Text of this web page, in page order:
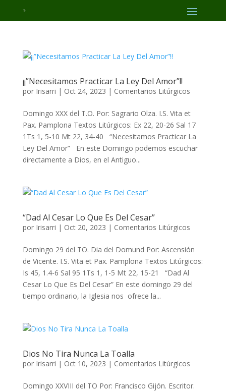
¡¡”Necesitamos Practicar La Ley Del Amor”!!
por Irisarri | Oct 24, 2023 | Comentarios Litúrgicos
Domingo XXX del T.O. Por: Sagrario Olza. I.S. Vita et
Pax. Pamplona Textos Litúrgicos: Ex 22, 20-26 Sal 17
1Ts 1, 5-10 Mt 22, 34-40 “Necesitamos Practicar La
Ley Del Amor” En este Domingo podemos escuchar
directamente a Dios, en el Antiguo...
“Dad Al Cesar Lo Que Es Del Cesar”
por Irisarri | Oct 20, 2023 | Comentarios Litúrgicos
Domingo 29 del TO. Dia del Domund Por: Ascensión
de Vicente. I.S. Vita et Pax. Pamplona Textos Litúrgicos:
Is 45, 1.4-6 Sal 95 1Ts 1, 1-5 Mt 22, 15-21 “Dad Al
Cesar Lo Que Es Del Cesar” En este domingo 29 del
tiempo ordinario, la Iglesia nos ofrece la...
Dios No Tira Nunca La Toalla
por Irisarri | Oct 10, 2023 | Comentarios Litúrgicos
Domingo XXVIII del TO Por: Francisco Gijón. Escritor.